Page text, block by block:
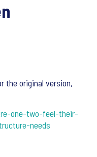
the original version,
one-two-feel-their-
needs